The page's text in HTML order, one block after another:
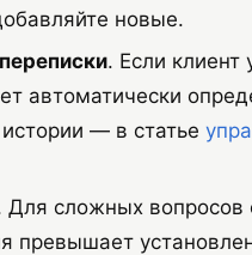
новые.
. Если
автоматически
— в статье
Для сложных вопросов
превышает